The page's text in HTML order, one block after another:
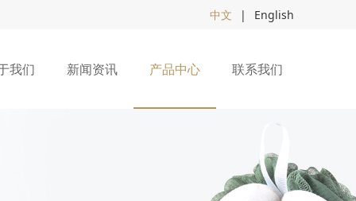
中文 | English
我们 新闻资讯 产品中心 联系我们